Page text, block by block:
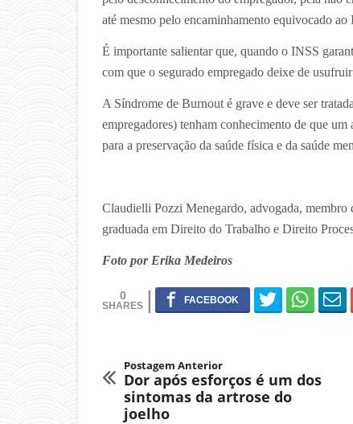
até mesmo pelo encaminhamento equivocado
É importante salientar que, quando o INSS
com que o segurado empregado deixe de
A Síndrome de Burnout é grave e deve ser
empregadores) tenham conhecimento de que
para a preservação da saúde física e da saúde
Claudielli Pozzi Menegardo, advogada,
graduada em Direito do Trabalho e Direito
Foto por Erika Medeiros
0
Postagem Anterior
Dor após esforços é um dos
sintomas da artrose do
joelho